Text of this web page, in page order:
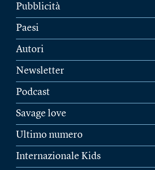
Pubblicità
Paesi
Autori
Newsletter
Podcast
Savage love
Ultimo numero
Internazionale Kids